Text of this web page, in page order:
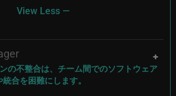
View Less —
の不整合は、チーム間でのソフトウェア
合を困難にします。